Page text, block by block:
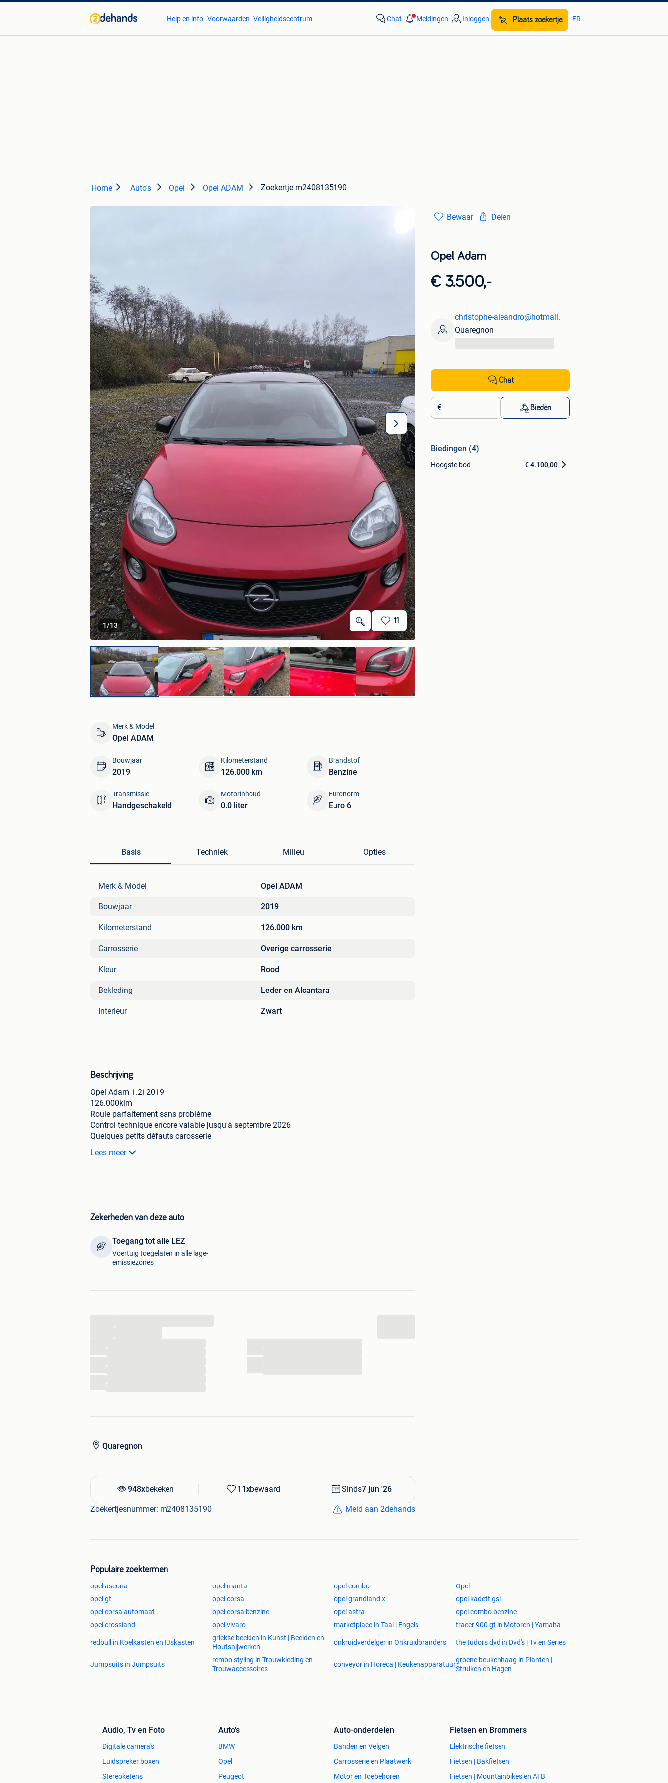
Help en info Voorwaarden Veiligheidscentrum Chat Meldingen Inloggen Plaats zoekertje FR
Home Auto's Opel Opel ADAM Zoekertje m2408135190
1/13
11
Merk & Model
Opel ADAM
Bouwjaar
2019
Kilometerstand
126.000 km
Brandstof
Benzine
Transmissie
Handgeschakeld
Motorinhoud
0.0 liter
Euronorm
Euro 6
Basis Techniek Milieu Opties
Merk & Model Opel ADAM
Bouwjaar 2019
Kilometerstand 126.000 km
Carrosserie Overige carrosserie
Kleur Rood
Bekleding Leder en Alcantara
Interieur Zwart
Beschrijving
Opel Adam 1.2i 2019
126.000klm
Roule parfaitement sans problème
Control technique encore valable jusqu'à septembre 2026
Quelques petits défauts carosserie
Un code défaut (E89) orange au démarrage
Apparemment ce serait la sonde lambda
Lees meer
Zekerheden van deze auto
Toegang tot alle LEZ
Voertuig toegelaten in alle lage-
emissiezones
Quaregnon
948xbekeken 11xbewaard Sinds7 jun '26
Zoekertjesnummer: m2408135190 Meld aan 2dehands
Bewaar Delen
Opel Adam
€ 3.500,-
christophe-aleandro@hotmail.
Quaregnon
Chat
€ Bieden
Biedingen (4)
Hoogste bod € 4.100,00
Populaire zoektermen
opel ascona opel manta opel combo
Opel
opel gt
opel corsa opel grandland x
opel kadett gsi
opel corsa automaat
opel corsa benzine opel astra
opel combo benzine
opel crossland
opel vivaro marketplace in Taal | Engels tracer 900 gt in Motoren | Yamaha
redbull in Koelkasten en IJskasten
griekse beelden in Kunst | Beelden en
Houtsnijwerken
onkruidverdelger in Onkruidbranders the tudors dvd in Dvd's | Tv en Series
Jumpsuits in Jumpsuits
rembo styling in Trouwkleding en
Trouwaccessoires
conveyor in Horeca | Keukenapparatuur
groene beukenhaag in Planten |
Struiken en Hagen
Audio, Tv en Foto
Digitale camera's
Luidspreker boxen
Stereoketens
Auto's
BMW
Opel
Peugeot
Auto-onderdelen
Banden en Velgen
Carrosserie en Plaatwerk
Motor en Toebehoren
Fietsen en Brommers
Elektrische fietsen
Fietsen | Bakfietsen
Fietsen | Mountainbikes en ATB